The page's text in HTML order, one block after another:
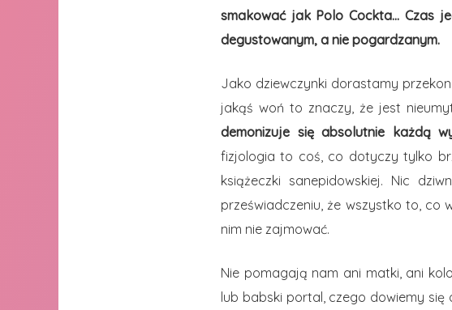
smakować jak Polo Cockta… Czas
degustowanym, a nie pogardzanym.
Jako dziewczynki dorastamy
jakąś woń to znaczy, że jest
demonizuje się absolutnie każdą
fizjologia to coś, co dotyczy tylko
książeczki sanepidowskiej. Nic
przeświadczeniu, że wszystko to, co
nim nie zajmować.
Nie pomagają nam ani matki, ani
lub babski portal, czego dowiemy się